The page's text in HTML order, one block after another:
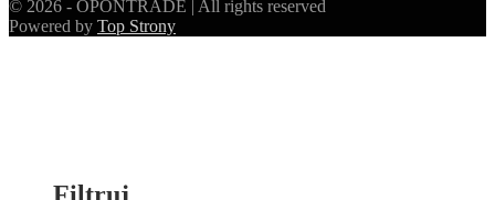
© 2026 - OPONTRADE | All rights reserved
Powered by Top Strony